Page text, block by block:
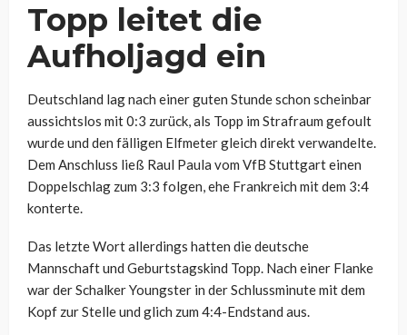
Topp leitet die
Aufholjagd ein
Deutschland lag nach einer guten Stunde schon scheinbar
aussichtslos mit 0:3 zurück, als Topp im Strafraum gefoult
wurde und den fälligen Elfmeter gleich direkt verwandelte.
Dem Anschluss ließ Raul Paula vom VfB Stuttgart einen
Doppelschlag zum 3:3 folgen, ehe Frankreich mit dem 3:4
konterte.
Das letzte Wort allerdings hatten die deutsche
Mannschaft und Geburtstagskind Topp. Nach einer Flanke
war der Schalker Youngster in der Schlussminute mit dem
Kopf zur Stelle und glich zum 4:4-Endstand aus.